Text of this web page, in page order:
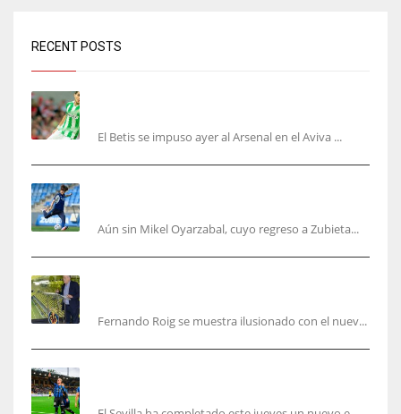
RECENT POSTS
El Betis se impuso ayer al Arsenal en el Aviva ...
Aún sin Mikel Oyarzabal, cuyo regreso a Zubieta...
Fernando Roig se muestra ilusionado con el nuev...